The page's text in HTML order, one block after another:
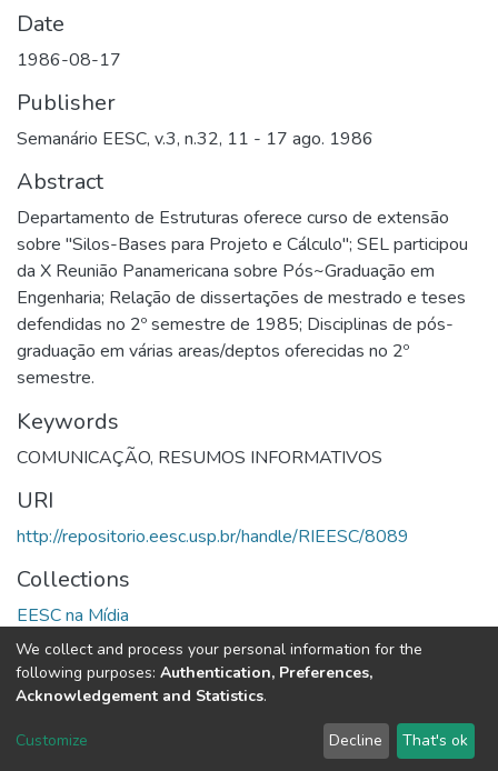
Date
1986-08-17
Publisher
Semanário EESC, v.3, n.32, 11 - 17 ago. 1986
Abstract
Departamento de Estruturas oferece curso de extensão
sobre "Silos-Bases para Projeto e Cálculo"; SEL participou
da X Reunião Panamericana sobre Pós~Graduação em
Engenharia; Relação de dissertações de mestrado e teses
defendidas no 2º semestre de 1985; Disciplinas de pós-
graduação em várias areas/deptos oferecidas no 2º
semestre.
Keywords
COMUNICAÇÃO, RESUMOS INFORMATIVOS
URI
http://repositorio.eesc.usp.br/handle/RIEESC/8089
Collections
EESC na Mídia
Full item page
DSpace software copyright © 2002-2026 LYRASIS
Send Feedback
We collect and process your personal information for the
following purposes: Authentication, Preferences,
Acknowledgement and Statistics.
Customize Decline That's ok